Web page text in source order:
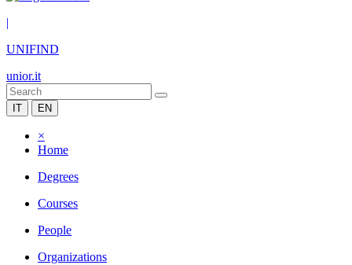
|
UNIFIND
unior.it
IT EN
×
Home
Degrees
Courses
People
Organizations